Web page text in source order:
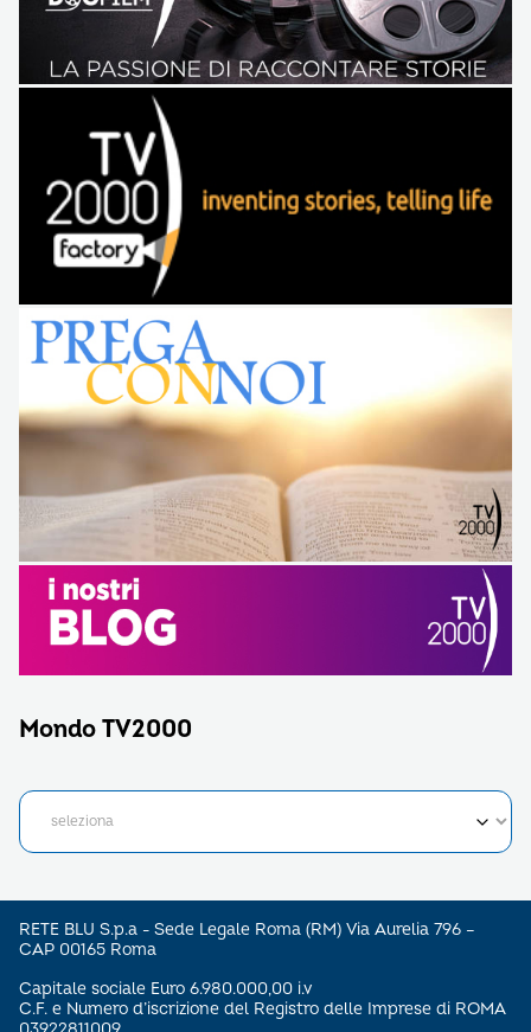
Mondo TV2000
RETE BLU S.p.a - Sede Legale Roma (RM) Via Aurelia 796 –
CAP 00165 Roma
Capitale sociale Euro 6.980.000,00 i.v
C.F. e Numero d’iscrizione del Registro delle Imprese di ROMA